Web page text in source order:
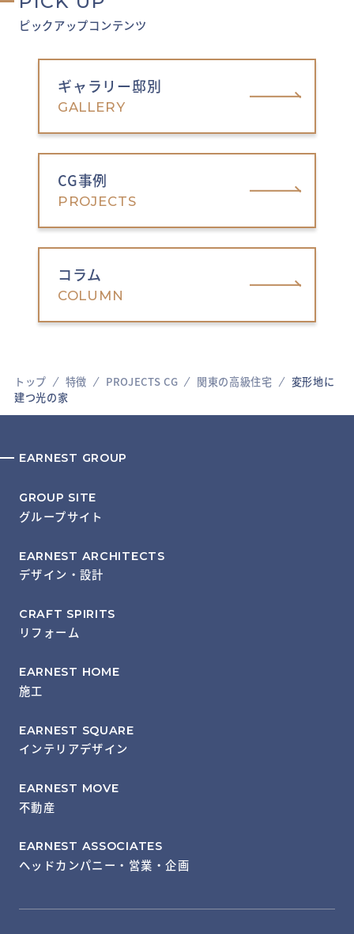
トップ 特徴 PROJECTS CG 関東の高級住宅
変形地に
建つ光の家
ピックアップコンテンツ
ギャラリー邸別
GALLERY
CG事例
PROJECTS
コラム
COLUMN
EARNEST GROUP
GROUP SITE
グループサイト
EARNEST ARCHITECTS
デザイン・設計
CRAFT SPIRITS
リフォーム
EARNEST HOME
施工
EARNEST SQUARE
インテリアデザイン
EARNEST MOVE
不動産
EARNEST ASSOCIATES
ヘッドカンパニー・営業・企画